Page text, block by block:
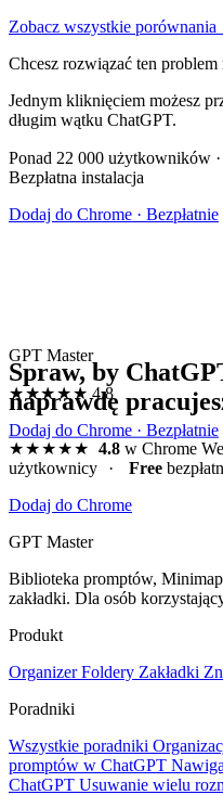
Zobacz wszystkie
Chcesz rozwiązać ten problem
Jednym kliknięciem możesz
długim wątku ChatGPT.
Ponad 22 000 użytkowników
Bezpłatna instalacja
Dodaj do Chrome · Bezpłatnie
GPT Master
★★★★★ 4.8
Dodaj do Chrome · Bezpłatnie
Spraw, by
naprawdę
★★★★★ 4.8w Chrome
użytkownicy
· Free
Dodaj do Chrome
GPT Master
Biblioteka promptów,
zakładki. Dla osób
Produkt
OrganizerFoldery Zakładki
Poradniki
Wszystkie poradniki
promptów w ChatGPT
ChatGPT Usuwanie wielu